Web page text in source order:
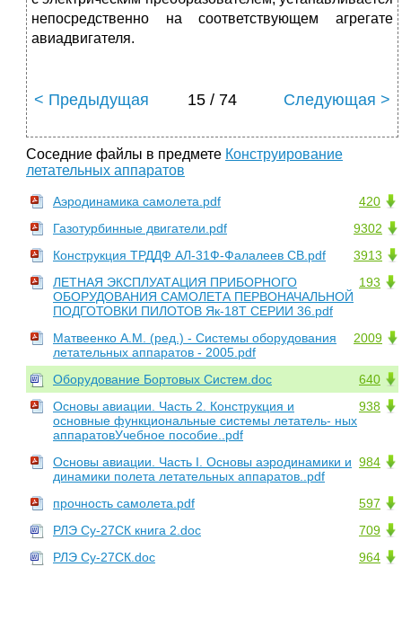
непосредственно на соответствующем агрегате
авиадвигателя.
< Предыдущая 15 / 74 Следующая >
Соседние файлы в предмете Конструирование
летательных аппаратов
420
Аэродинамика самолета.pdf
9302
Газотурбинные двигатели.pdf
3913
Конструкция ТРДДФ АЛ-31Ф-Фалалеев СВ.pdf
193
ЛЕТНАЯ ЭКСПЛУАТАЦИЯ ПРИБОРНОГО
ОБОРУДОВАНИЯ САМОЛЕТА ПЕРВОНАЧАЛЬНОЙ
ПОДГОТОВКИ ПИЛОТОВ Як-18Т СЕРИИ 36.pdf
2009
Матвеенко А.М. (ред.) - Системы оборудования
летательных аппаратов - 2005.pdf
640
Оборудование Бортовых Систем.doc
938
Основы авиации. Часть 2. Конструкция и
основные функциональные системы летатель- ных
аппаратовУчебное пособие..pdf
984
Основы авиации. Часть I. Основы аэродинамики и
динамики полета летательных аппаратов..pdf
597
прочность самолета.pdf
709
РЛЭ Су-27СК книга 2.doc
964
РЛЭ Су-27СК.doc